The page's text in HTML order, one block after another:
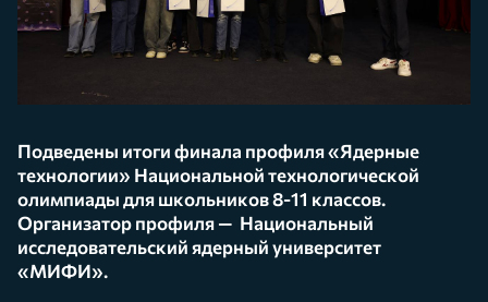
Подведены итоги финала профиля «Ядерные
технологии» Национальной технологической
олимпиады для школьников 8-11 классов.
Организатор профиля — Национальный
исследовательский ядерный университет
«МИФИ».